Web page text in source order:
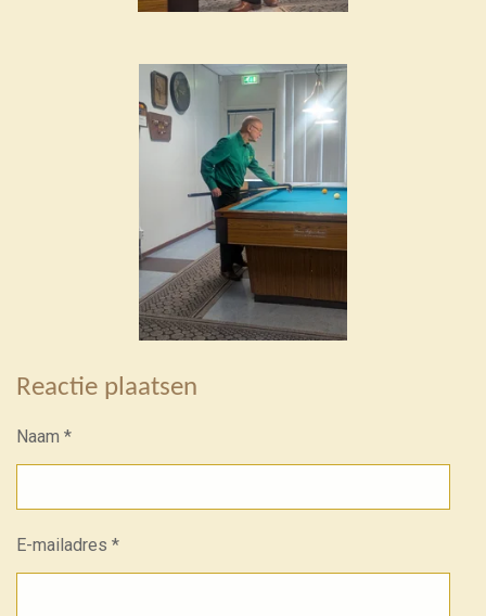
Reactie plaatsen
Naam *
E-mailadres *